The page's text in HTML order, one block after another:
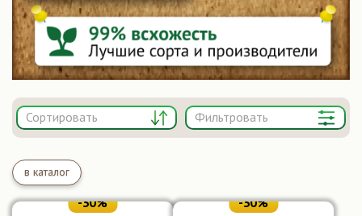
Полутень(2)
Любое
(2)
Показать ещё
Высокозимостойкий
(11)
Зимостойкий
Окрас
Фильтровать
в каталог
-30% -30%